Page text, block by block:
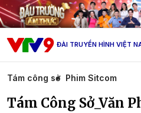
ĐÀI TRUYỀN HÌNH VIỆT
Tám công sở Phim Sitcom
Tám Công Sở_Văn